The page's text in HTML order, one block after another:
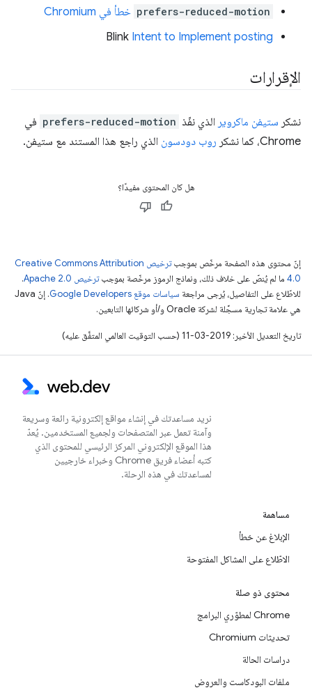
prefers-reduced-motion خطأ في Chromium
‫Blink Intent to Implement posting
الإقرارات
نشكر ستيفن ماكروير الذي نفّذ prefers-reduced-motion في
Chrome، كما نشكر
روب دودسون الذي راجع هذا المستند مع ستيفن.
هل كان المحتوى مفيدًا؟
إنّ محتوى هذه الصفحة مرخّص بموجب
ترخيص Creative Commons Attribution
4.0‏ ما لم يُنصّ على خلاف ذلك، ونماذج الرموز مرخّصة بموجبترخيص Apache 2.0‏
.
للاطّلاع على التفاصيل، يُرجى مراجعة سياسات موقع Google Developers‏
. إنّ Java
هي علامة تجارية مسجَّلة لشركة Oracle و/أو شركائها التابعين.
تاريخ التعديل الأخير: 2019-03-11 (حسب التوقيت العالمي المتفَّق عليه)
نريد مساعدتك في إنشاء مواقع إلكترونية رائعة وسريعة
وآمنة تعمل عبر المتصفحات ولجميع المستخدمين. يُعدّ
هذا الموقع الإلكتروني المركز الرئيسي للمحتوى الذي
كتبه أعضاء فريق Chrome وخبراء خارجيين
لمساعدتك في هذه الرحلة.
مساهمة
الإبلاغ عن خطأ
الاطّلاع على المشاكل المفتوحة
محتوى ذو صلة
Chrome لمطوّري البرامج
تحديثات Chromium
دراسات الحالة
ملفات البودكاست والعروض